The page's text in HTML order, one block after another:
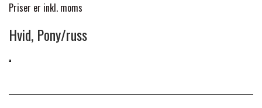
PREMIER EQUINE TRANSPORT
PREMIER EQUINE KØLETERAPI
KÄLLQUIST EQUESTIAN
LIKIT
Priser er inkl. moms
Hvid, Pony/russ